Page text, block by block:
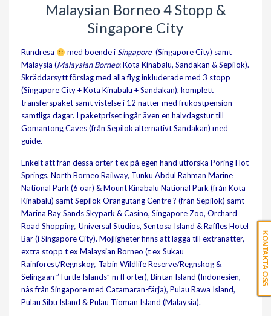
Malaysian Borneo 4 Stopp &
Singapore City
Rundresa med boende iSingapore(Singapore City) samt
Malaysia (Malaysian Borneo: Kota Kinabalu, Sandakan & Sepilok).
Skräddarsytt förslag med alla flyg inkluderade med 3 stopp
(Singapore City + Kota Kinabalu + Sandakan), komplett
transferspaket samt vistelse i 12 nätter med frukostpension
samtliga dagar. I paketpriset ingår även en halvdagstur till
Gomantong Caves (från Sepilok alternativt Sandakan) med
guide.
Enkelt att från dessa orter t ex på egen hand utforska Poring Hot
Springs, North Borneo Railway, Tunku Abdul Rahman Marine
National Park (6 öar) & Mount Kinabalu National Park (från Kota
Kinabalu) samt Sepilok Orangutang Centre? (från Sepilok) samt
Marina Bay Sands Skypark & Casino, Singapore Zoo, Orchard
Road Shopping, Universal Studios, Sentosa Island & Raffles Hotel
Bar (i Singapore City). Möjligheter finns att lägga till extranätter,
extra stopp t ex Malaysian Borneo (t ex Sukau
Rainforest/Regnskog, Tabin Wildlife Reserve/Regnskog &
Selingaan ”Turtle Islands” m fl orter), Bintan Island (Indonesien,
nås från Singapore med Catamaran-färja), Pulau Rawa Island,
Pulau Sibu Island & Pulau Tioman Island (Malaysia).
KONTAKTA OSS